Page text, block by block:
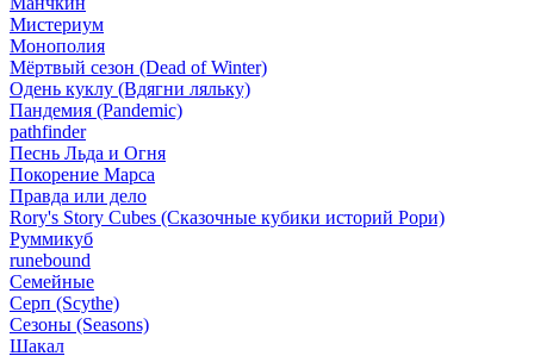
Мистериум
Монополия
Мёртвый сезон (Dead of Winter)
Одень куклу (Вдягни ляльку)
Пандемия (Pandemic)
pathfinder
Песнь Льда и Огня
Покорение Марса
Правда или дело
Rory's Story Cubes (Сказочные кубики историй Рори)
Руммикуб
runebound
Семейные
Серп (Scythe)
Сезоны (Seasons)
Шакал